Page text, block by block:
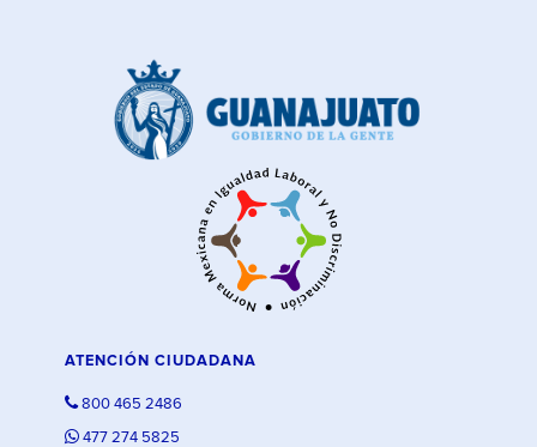
ATENCIÓN CIUDADANA
800 465 2486
477 274 5825